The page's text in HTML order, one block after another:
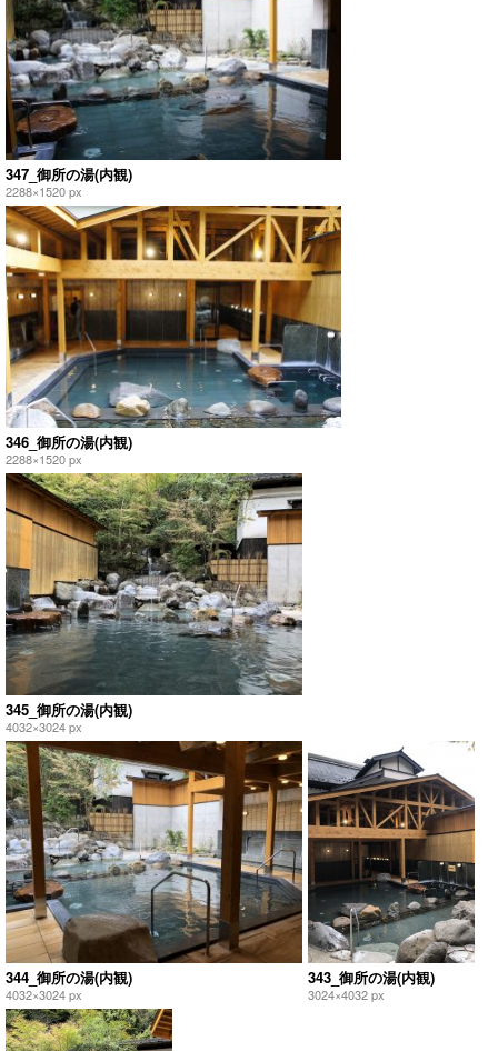
347_御所の湯(内観)
2288×1520 px
346_御所の湯(内観)
2288×1520 px
345_御所の湯(内観)
4032×3024 px
344_御所の湯(内観)
4032×3024 px
343_御所の湯(内観)
3024×4032 px